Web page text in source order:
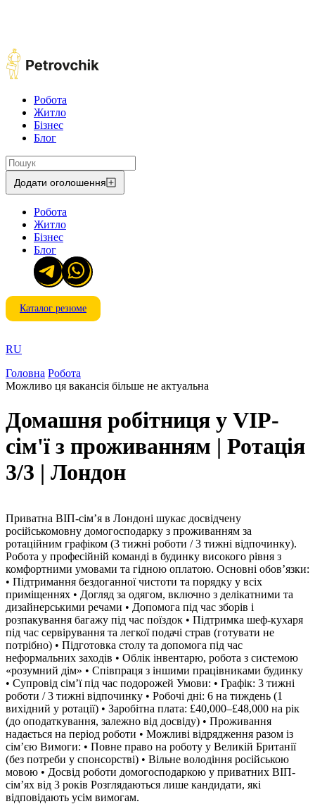
Робота
Житло
Бізнес
Блог
Додати оголошення
Робота
Житло
Бізнес
Блог
Каталог резюме
RU
Головна Робота
Можливо ця вакансія більше не актуальна
Домашня робітниця у VIP-
сім'ї з проживанням | Ротація
3/3 | Лондон
Приватна ВІП-сім’я в Лондоні шукає досвідчену
російськомовну домогосподарку з проживанням за
ротаційним графіком (3 тижні роботи / 3 тижні відпочинку).
Робота у професійній команді в будинку високого рівня з
комфортними умовами та гідною оплатою. Основні обов’язки:
• Підтримання бездоганної чистоти та порядку у всіх
приміщеннях • Догляд за одягом, включно з делікатними та
дизайнерськими речами • Допомога під час зборів і
розпакування багажу під час поїздок • Підтримка шеф-кухаря
під час сервірування та легкої подачі страв (готувати не
потрібно) • Підготовка столу та допомога під час
неформальних заходів • Облік інвентарю, робота з системою
«розумний дім» • Співпраця з іншими працівниками будинку
• Супровід сім’ї під час подорожей Умови: • Графік: 3 тижні
роботи / 3 тижні відпочинку • Робочі дні: 6 на тиждень (1
вихідний у ротації) • Заробітна плата: £40,000–£48,000 на рік
(до оподаткування, залежно від досвіду) • Проживання
надається на період роботи • Можливі відрядження разом із
сім’єю Вимоги: • Повне право на роботу у Великій Британії
(без потреби у спонсорстві) • Вільне володіння російською
мовою • Досвід роботи домогосподаркою у приватних ВІП-
сім’ях від 3 років Розглядаються лише кандидати, які
відповідають усім вимогам.